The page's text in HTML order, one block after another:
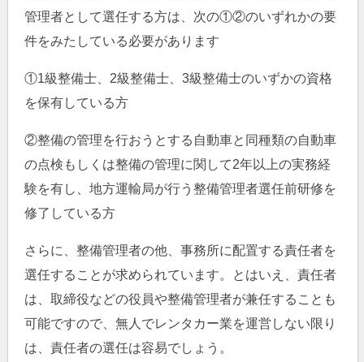
管理者として選任する方は、次の①②のいずれかの要
件をみたしている必要があります
①1級整備士、2級整備士、3級整備士のいずかの資格
を保有している方
②整備の管理を行おうとする自動車と同種類の自動車
の点検もしくは整備の管理に関して2年以上の実務経
験を有し、地方運輸局が行う整備管理者選任前研修を
修了している方
さらに、整備管理者の他、事務所に配置する責任者を
選任することが求められています。とはいえ、責任者
は、取締役などの役員や整備管理者が兼任することも
可能ですので、無人でレンタカー業を運営しない限り
は、責任者の選任は容易でしょう。